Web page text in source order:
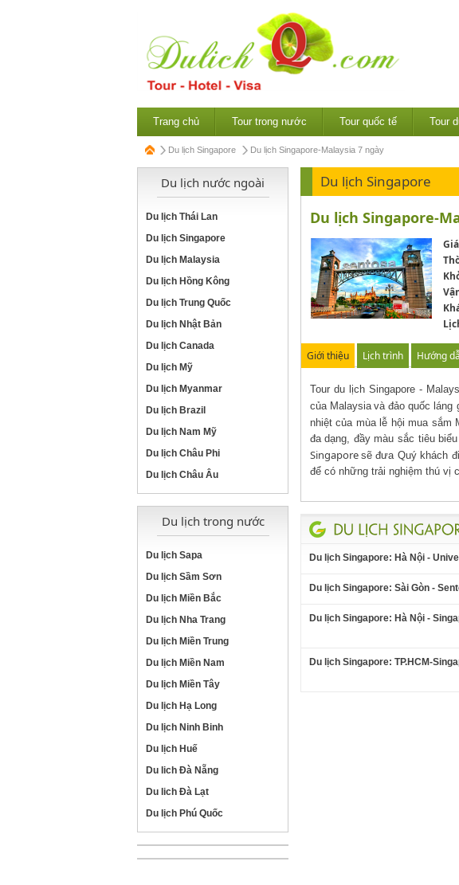
Trang chủ Tour trong nước Tour quốc tế Tour
Du lịch Singapore Du lịch Singapore-Malaysia 7 ngày
Du lịch nước ngoài
Du lịch Thái Lan
Du lịch Singapore
Du lịch Malaysia
Du lịch Hồng Kông
Du lịch Trung Quốc
Du lịch Nhật Bản
Du lịch Canada
Du lịch Mỹ
Du lịch Myanmar
Du lịch Brazil
Du lịch Nam Mỹ
Du lịch Châu Phi
Du lịch Châu Âu
Du lịch trong nước
Du lịch Sapa
Du lịch Sầm Sơn
Du lịch Miền Bắc
Du lịch Nha Trang
Du lịch Miền Trung
Du lịch Miền Nam
Du lịch Miền Tây
Du lịch Hạ Long
Du lịch Ninh Binh
Du lịch Huế
Du lich Đà Nẵng
Du lich Đà Lạt
Du lịch Phú Quốc
Du lịch Singapore
Du lịch Singapore-
Giới thiệu Lịch trình Hướng
Tour du lịch Singapore -
của Malaysia và đảo quốc láng
nhiệt của mùa lễ hội mua sắm
đa dạng, đầy màu sắc tiêu
Singapore sẽ đưa Quý khách
để có những trải nghiệm thú vị
Du lịch Singapore: Hà Nội -
Du lịch Singapore: Sài Gòn -
Du lịch Singapore: Hà Nội -
Du lịch Singapore: TP.HCM-